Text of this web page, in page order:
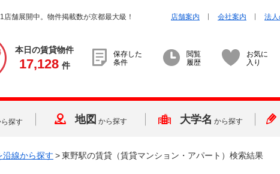
舗展開中。物件掲載数が京都最大級！ 店舗案内 会社案内 法
本日の賃貸物件
17,128 件
保存した
条件
閲覧
履歴
お気に
入り
ら探す 地図 から探す 大学名 から探す
沿線から探す >東野駅の賃貸（賃貸マンション・アパート）検索結果